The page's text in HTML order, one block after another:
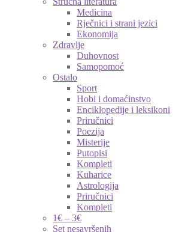
Medicina
Rječnici i strani jezici
Ekonomija
Zdravlje
Duhovnost
Samopomoć
Ostalo
Sport
Hobi i domaćinstvo
Enciklopedije i leksikoni
Priručnici
Poezija
Misterije
Putopisi
Kompleti
Kuharice
Astrologija
Priručnici
Kompleti
1€ – 3€
Set nesavršenih